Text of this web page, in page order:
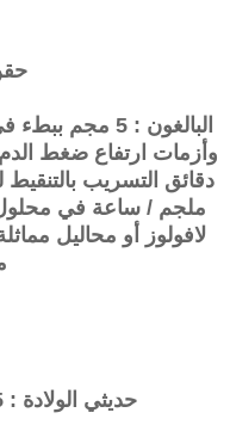
البالغون : 5
ملجم / ساعة في
حديثي الولادة : 0.75-1 مجم 0.3-0.4 مل